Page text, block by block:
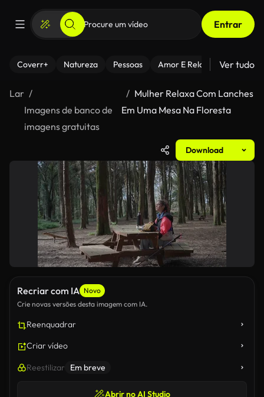
Entrar
Coverr+ Natureza Pessoas Amor E Relacionamentos
Ver tudo
Lar
Imagens de banco de
imagens gratuitas
Mulher Relaxa Com Lanches
Em Uma Mesa Na Floresta
Download
Recriar com IA Novo
Crie novas versões desta imagem com IA.
Reenquadrar
Criar vídeo
Reestilizar Em breve
Abrir no AI Studio